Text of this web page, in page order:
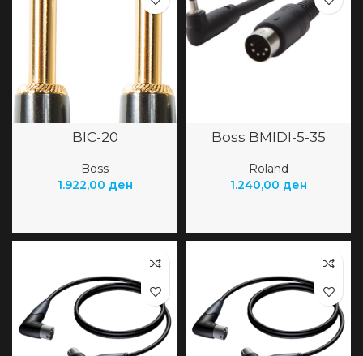
BIC-20
Boss
1.922,00 ден
Boss BMIDI-5-35
Roland
1.240,00 ден